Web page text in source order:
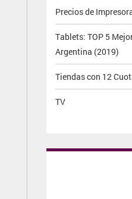
Precios de
Tablets: TOP 5
Argentina (2019)
Tiendas con 12
TV